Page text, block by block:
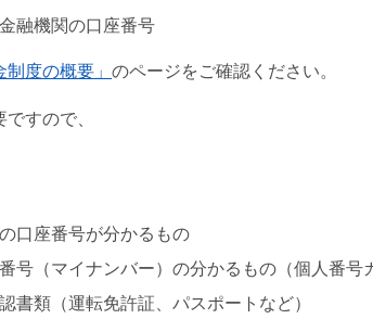
融機関の口座番号
制度の概要」 のページをご確認ください。
すので、
口座番号が分かるもの
号（マイナンバー）の分かるもの（個人番号
書類（運転免許証、パスポートなど）